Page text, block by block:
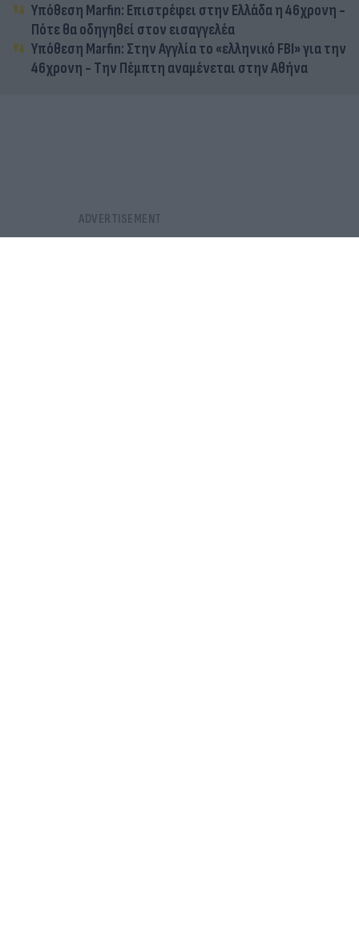
Υπόθεση Marfin: Επιστρέφει στην Ελλάδα η 46χρονη -
Πότε θα οδηγηθεί στον εισαγγελέα
Υπόθεση Marfin: Στην Αγγλία το «ελληνικό FBI» για την
46χρονη - Την Πέμπτη αναμένεται στην Αθήνα